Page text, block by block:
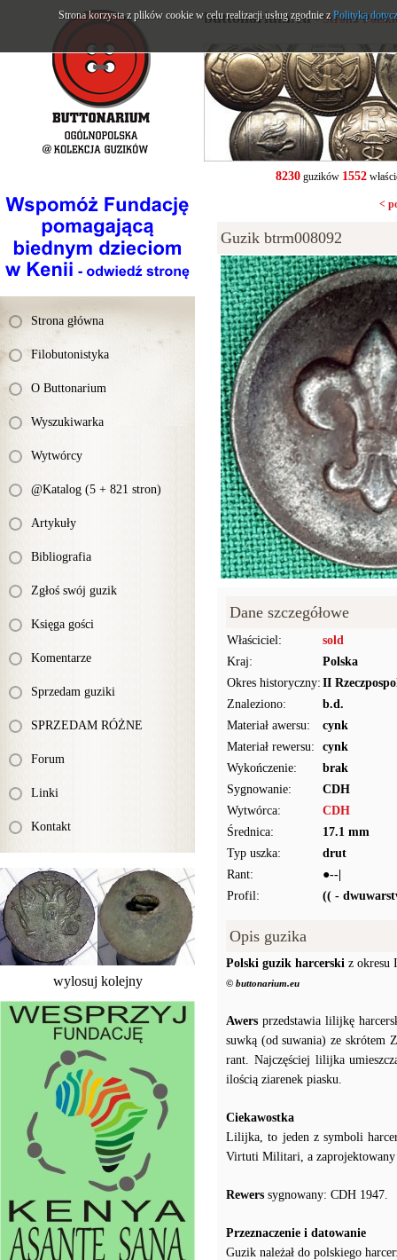
Strona główna
Filobutonistyka
O Buttonarium
Wyszukiwarka
Wytwórcy
@Katalog (5 + 821 stron)
Artykuły
Bibliografia
Zgłoś swój guzik
Księga gości
Komentarze
Sprzedam guziki
SPRZEDAM RÓŻNE
Forum
Linki
Kontakt
wylosuj kolejny
buttonarium.eu- Strona
8230guzików 1552
<
Guzik btrm008092
Dane szczegółowe
Właściciel:
sold
Kraj:
Polska
Okres historyczny: II
Znaleziono:
b.d.
Materiał awersu:
cynk
Materiał rewersu:
cynk
Wykończenie:
brak
Sygnowanie:
CDH
Wytwórca:
CDH
Średnica:
17.1 mm
Typ uszka:
drut
Rant:
●--|
Profil:
(( -
Opis guzika
Polski guzik harcerski z okresu
© buttonarium.eu
Awers przedstawia lilijkę
suwką (od suwania) ze skrótem
rant. Najczęściej lilijka
ilością ziarenek piasku.
Ciekawostka
Lilijka, to jeden z symboli
Virtuti Militari, a zaprojektowany
Rewers sygnowany: CDH 1947.
Przeznaczenie i datowanie
Guzik należał do polskiego
Strona korzysta z plików cookie w celu realizacji usług zgodnie zPolityką